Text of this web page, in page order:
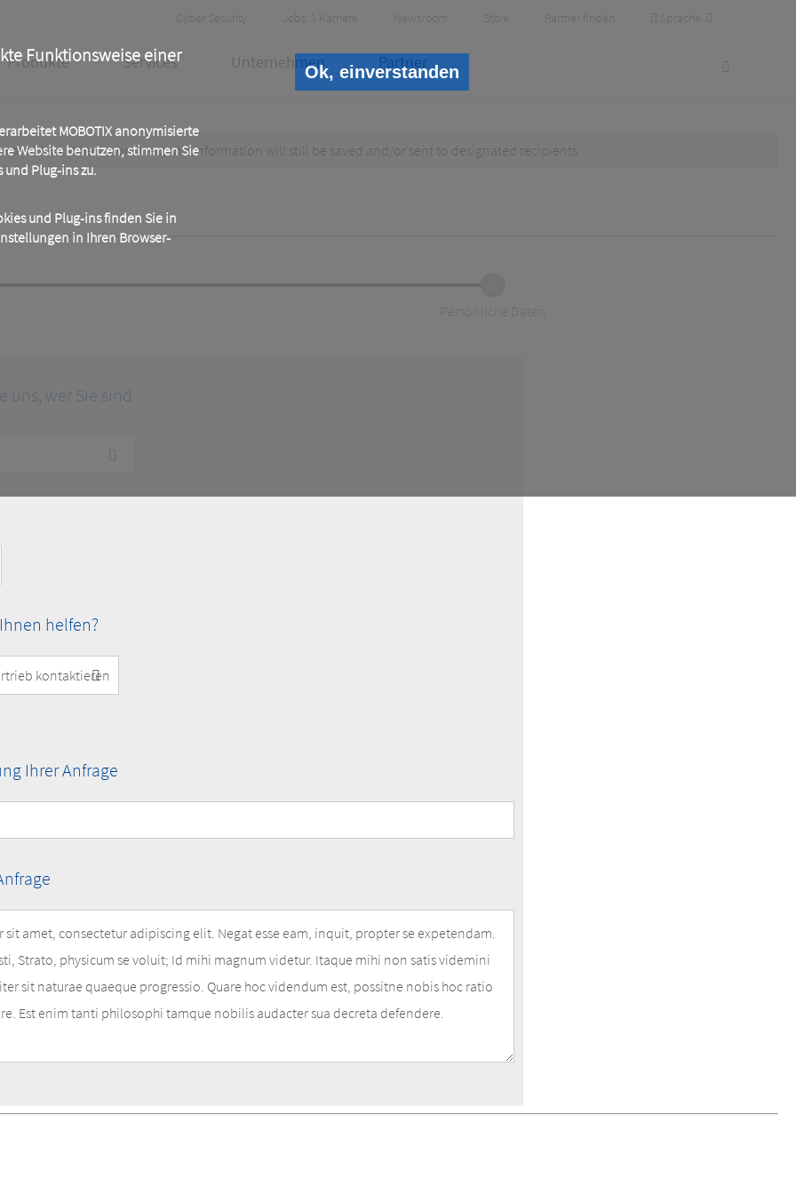
Funktionsweise einer
MOBOTIX anonymisierte
Website benutzen, stimmen Sie
Plug-ins zu.
und Plug-ins finden Sie in
in Ihren Browser-
Ok, einverstanden
Header
Meta
Cyber Security Jobs & Karriere Newsroom Store Partner finden Sprache
Produkte Services Unternehmen Partner
test data. When submitted, this information will still be saved and/or sent to designated recipients
uns, wer Sie sind
helfen?
Ihrer Anfrage